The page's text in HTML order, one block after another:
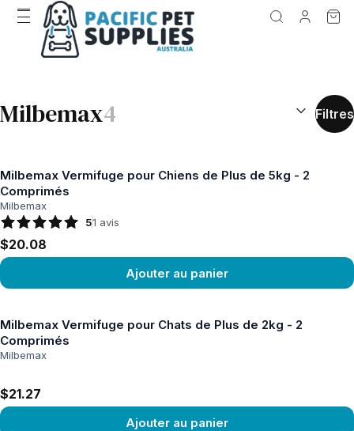
Milbemax4 RÉSULTATS
Filtres
Milbemax Vermifuge pour Chiens de Plus de 5kg - 2
Comprimés
Milbemax
51 avis
$20.08
Ajouter au panier
Milbemax Vermifuge pour Chats de Plus de 2kg - 2
Comprimés
Milbemax
$21.27
Ajouter au panier